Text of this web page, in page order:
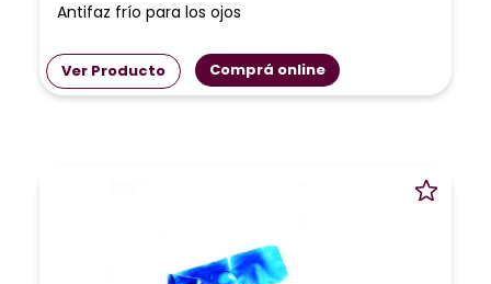
Antifaz frío para los ojos
Ver Producto Comprá online